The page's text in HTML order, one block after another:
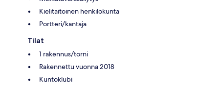
Kielitaitoinen henkilökunta
Portteri/kantaja
Tilat
1 rakennus/torni
Rakennettu vuonna 2018
Kuntoklubi